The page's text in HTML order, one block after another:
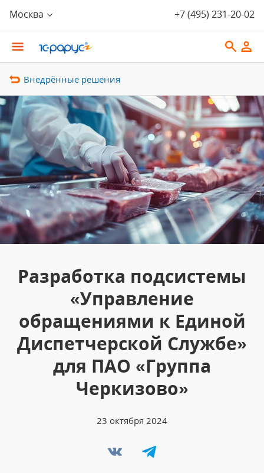
Москва +7 (495) 231-20-02
Внедрённые решения
23 октября 2024
Разработка подсистемы
«Управление
обращениями к Единой
Диспетчерской Службе»
для ПАО «Группа
Черкизово»